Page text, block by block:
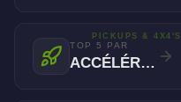
TOP 5 PAR
ACCÉLÉRATION
PICKUPS & 4X4'S